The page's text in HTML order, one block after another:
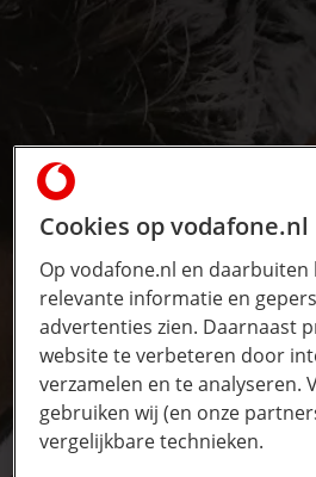
Cookies op vodafone.nl
Op vodafone.nl en daarbuiten
relevante informatie en
advertenties zien. Daarnaast
website te verbeteren door
verzamelen en te analyseren.
gebruiken wij (en onze
vergelijkbare technieken.